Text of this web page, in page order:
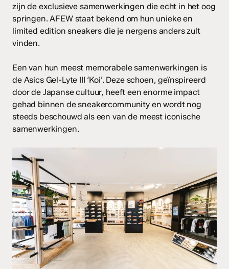
zijn de exclusieve samenwerkingen die echt in het oog
springen. AFEW staat bekend om hun unieke en
limited edition sneakers die je nergens anders zult
vinden.
Een van hun meest memorabele samenwerkingen is
de Asics Gel-Lyte III ‘Koi’. Deze schoen, geïnspireerd
door de Japanse cultuur, heeft een enorme impact
gehad binnen de sneakercommunity en wordt nog
steeds beschouwd als een van de meest iconische
samenwerkingen.